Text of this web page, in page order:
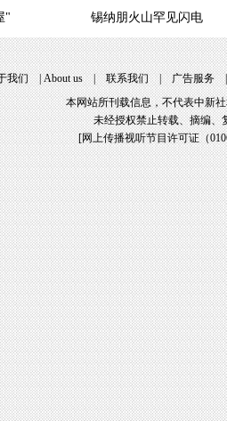
" 锡纳朋火山罕见闪电
我们|About us|联系我们|广告服务
本网站所刊载信息，不代表中新
未经授权禁止转载、摘编、
[网上传播视听节目许可证（